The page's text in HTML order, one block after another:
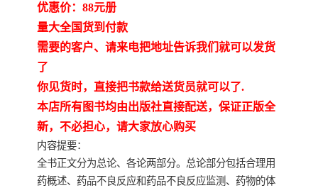
优惠价：88元册
量大全国货到付款
需要的客户、请来电把地址告诉我们就可以发货
了
你见货时，直接把书款给送货员就可以了.
本店所有图书均由出版社直接配送，保证正版全
新，不必担心，请大家放心购买
内容提要：
全书正文分为总论、各论两部分。总论部分包括合理用
药概述、药品不良反应和药品不良反应监测、药物的体
云南省建设工程预算定额
陕西省水利工程概预算定
冶金工业建设工程概算定 河北省建设工程消耗量定
天津建设工程预算定额
算定额
广东省水利水电概预算定 全国消耗量工程定额